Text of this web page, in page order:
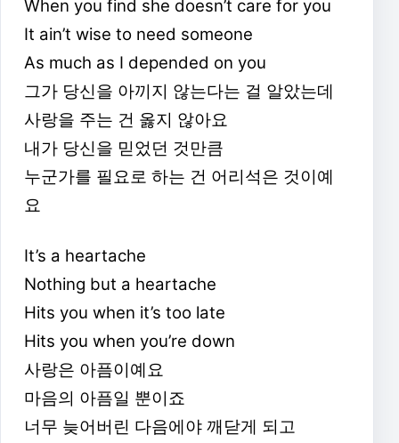
When you find she doesn’t care for you
It ain’t wise to need someone
As much as I depended on you
그가 당신을 아끼지 않는다는 걸 알았는데
사랑을 주는 건 옳지 않아요
내가 당신을 믿었던 것만큼
누군가를 필요로 하는 건 어리석은 것이예
요
It’s a heartache
Nothing but a heartache
Hits you when it’s too late
Hits you when you’re down
사랑은 아픔이예요
마음의 아픔일 뿐이죠
너무 늦어버린 다음에야 깨닫게 되고